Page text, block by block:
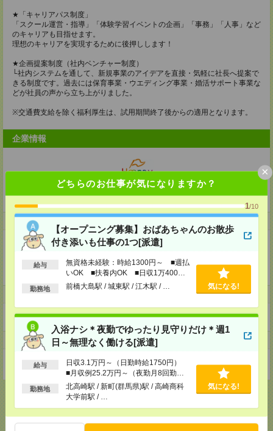
どちらのお仕事が気になりますか？
1/10
【オープニング募集】おばあちゃんのお散歩
付き添いも仕事の1つ[派遣]
給与
無資格未経験：時給1300円～ ■週払
いOK ■扶養内OK ■日収1万400円
以上
勤務地 前橋大島駅 / 城東駅 / 江木駅 / … 気になる!
入浴ナシ＊夜勤でゆったり見守りだけ＊週1
日～無理なく働ける[派遣]
給与
日収3.1万円～（日勤時給1750円）
■月収例25.2万円～（夜勤月8回勤務
の場合）
勤務地
北高崎駅 / 新町(群馬県)駅 / 高崎商科
大学前駅 / …
気になる!
×
★「キャリアパス制度」
「スクール運営・指導」「体験学習イベントの企画」「事務」「人事」など
のキャリアも目指せます。
理想のキャリアを実現するために後押しします！
★企画提案制度（社内ベンチャー制度）
└社内システムを通して、新規事業のアイデアを直接・気軽に社長へ提案で
きる制度です。過去には保育事業・ウエディング事業・婚活サポート事業な
どが社員の声から立ち上がりました。
※交通費支給を除く福利厚生は、試用期間終了後からの適用となります。
企業情報
株式会社フーレイ
事業内容
・個別塾の開校支援
・ネイチャー体験
・家庭教師事業
・教材・メソッド
ホームページ
https://en-gage.net/hooray/
事業所
東京都北区豊島1丁目26-2